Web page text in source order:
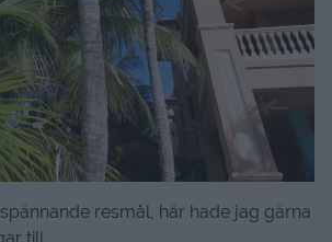
resmål, här hade jag gärna